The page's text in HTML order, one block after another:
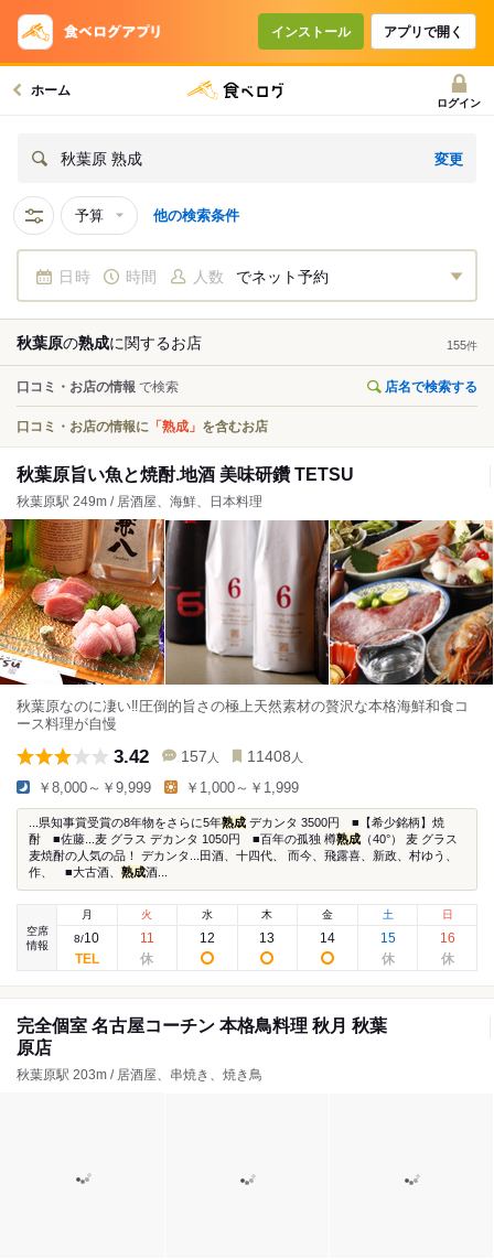
インストール アプリで開く
ホーム
ログイン
秋葉原 熟成 変更
予算 他の検索条件
日時 時間 人数 でネット予約
秋葉原の熟成に関するお店 155件
口コミ・お店の情報 で検索 店名で検索する
口コミ・お店の情報に 「熟成」 を含むお店
秋葉原旨い魚と焼酎.地酒 美味研鑽 TETSU
秋葉原駅 249m / 居酒屋、海鮮、日本料理
秋葉原なのに凄い‼️圧倒的旨さの極上天然素材の贅沢な本格海鮮和食コ
ース料理が自慢
3.42 157 人 11408 人
￥8,000～￥9,999 ￥1,000～￥1,999
...県知事賞受賞の8年物をさらに5年熟成 デカンタ 3500円 ■【希少銘柄】焼
酎 ■佐藤...麦 グラス デカンタ 1050円 ■百年の孤独 樽熟成 （40°） 麦 グラス
麦焼酎の人気の品！ デカンタ...田酒、十四代、 而今、飛露喜、新政、村ゆう、
作、 ■大古酒、 熟成酒...
空席
情報
月
8/10
火
11
水
12
木
13
金
14
土
15
日
16
完全個室 名古屋コーチン 本格鳥料理 秋月 秋葉
原店
秋葉原駅 203m / 居酒屋、串焼き、焼き鳥